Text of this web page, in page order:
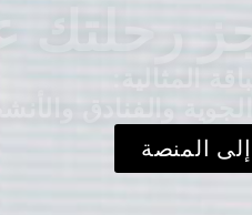
رحلتك
المثالية:
والفنادق
المنصة